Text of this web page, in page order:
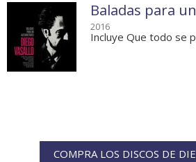
Baladas para
2016
Incluye Que todo se
COMPRA LOS DISCOS DE